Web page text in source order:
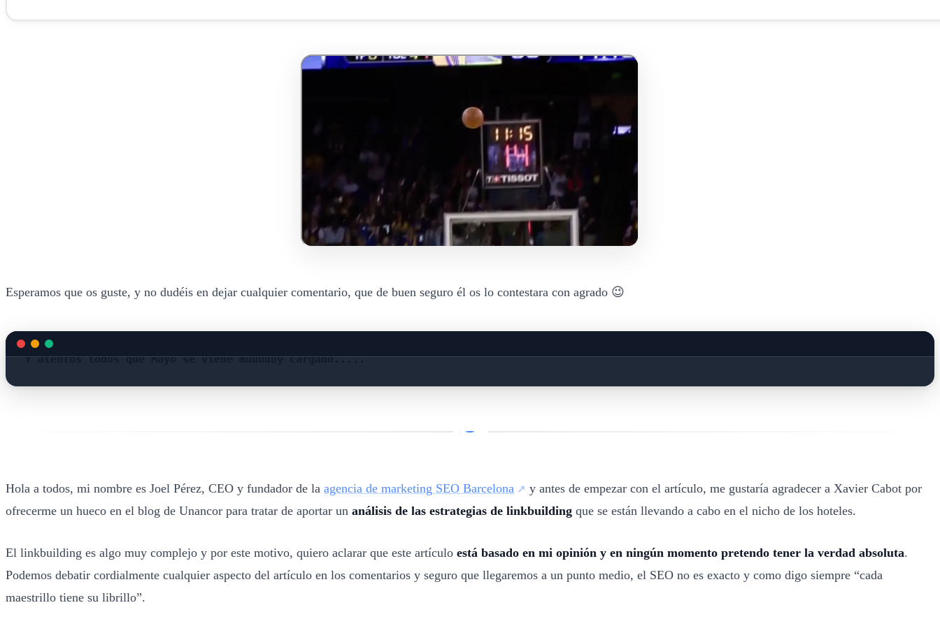
Esperamos que os guste, y no dudéis en dejar cualquier comentario, que de buen seguro él os lo contestara con agrado 😉
Y atentos todos que Mayo se viene muuuuuy cargado.....
Hola a todos, mi nombre es Joel Pérez, CEO y fundador de la agencia de marketing SEO Barcelona
y antes de empezar con el artículo, me gustaría agradecer a Xavier Cabot por
ofrecerme un hueco en el blog de Unancor para tratar de aportar un análisis de las estrategias de linkbuilding que se están llevando a cabo en el nicho de los hoteles.
El linkbuilding es algo muy complejo y por este motivo, quiero aclarar que este artículo está basado en mi opinión y en ningún momento pretendo tener la verdad absoluta.
Podemos debatir cordialmente cualquier aspecto del artículo en los comentarios y seguro que llegaremos a un punto medio, el SEO no es exacto y como digo siempre “cada
maestrillo tiene su librillo”.